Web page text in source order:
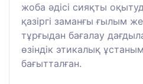
жоба әдісі сияқты
қазіргі заманғы ғылым
тұрғыдан бағалау
өзіндік этикалық
бағытталған.